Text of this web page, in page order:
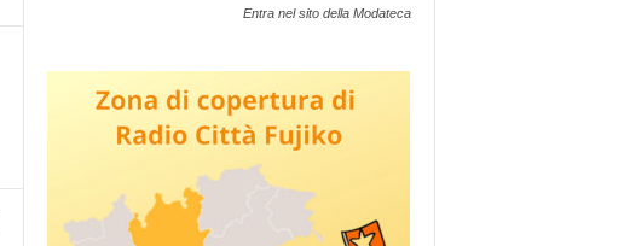
Entra nel sito della Modateca